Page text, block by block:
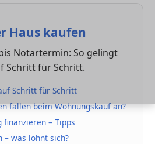
Haus kaufen
Notartermin: So gelingt
Schritt für Schritt.
Schritt für Schritt
fallen beim Wohnungskauf an?
finanzieren – Tipps
– was lohnt sich?